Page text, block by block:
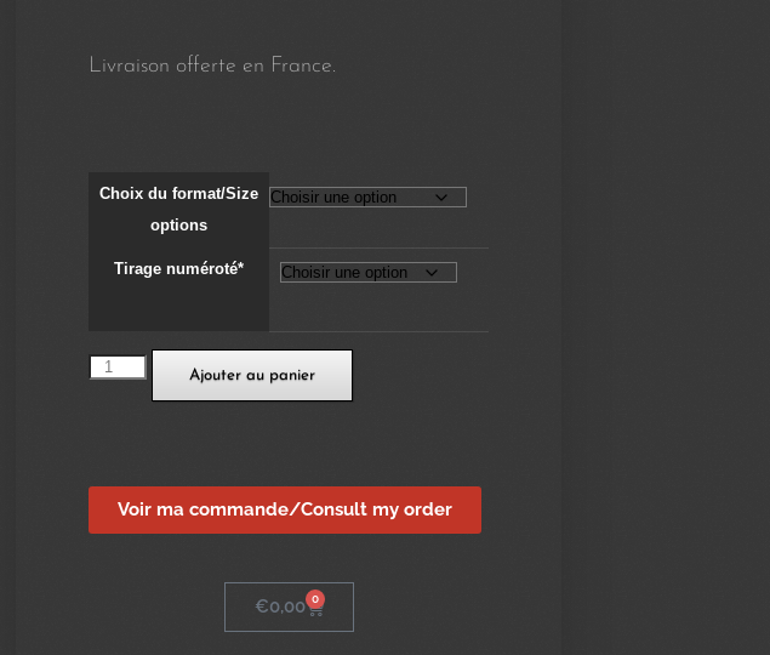
Livraison offerte en France.
Choix du format/Size
options
Tirage numéroté*
Ajouter au panier
Voir ma commande/Consult my order
€0,00 0